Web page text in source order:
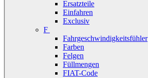
Ersatzteile
Einfahren
Exclusiv
F
Fahrgeschwindigkeitsfühler
Farben
Felgen
Füllmengen
FIAT-Code